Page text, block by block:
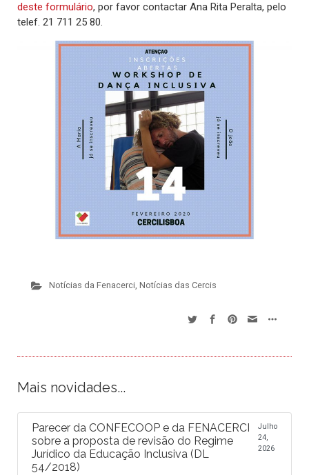
deste formulário, por favor contactar Ana Rita Peralta, pelo
telef. 21 711 25 80.
Notícias da Fenacerci, Notícias das Cercis
Mais novidades...
Parecer da CONFECOOP e da FENACERCI
sobre a proposta de revisão do Regime
Jurídico da Educação Inclusiva (DL
54/2018)
Julho
24,
2026